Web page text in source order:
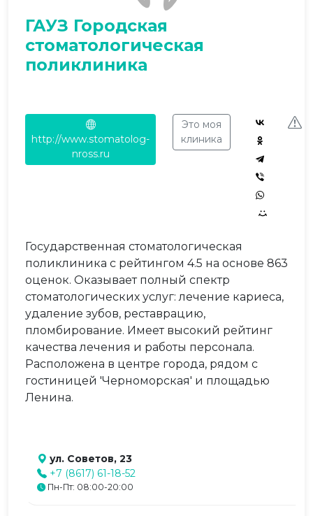
ГАУЗ Городская
стоматологическая
поликлиника
http://www.stomatolog-
nross.ru
Это моя
клиника
Государственная стоматологическая
поликлиника с рейтингом 4.5 на основе 863
оценок. Оказывает полный спектр
стоматологических услуг: лечение кариеса,
удаление зубов, реставрацию,
пломбирование. Имеет высокий рейтинг
качества лечения и работы персонала.
Расположена в центре города, рядом с
гостиницей 'Черноморская' и площадью
Ленина.
ул. Советов, 23
+7 (8617) 61-18-52
Пн-Пт: 08:00-20:00